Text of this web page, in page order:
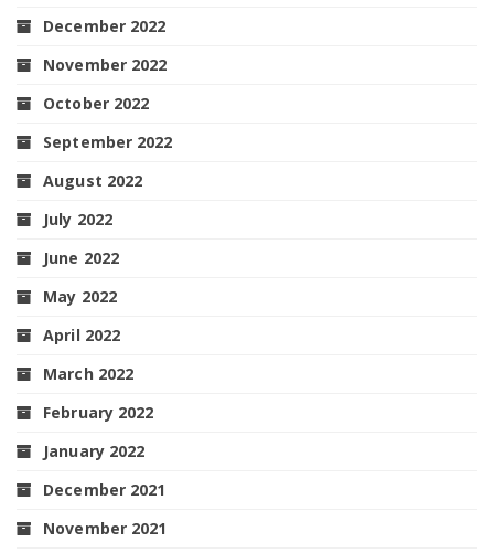
December 2022
November 2022
October 2022
September 2022
August 2022
July 2022
June 2022
May 2022
April 2022
March 2022
February 2022
January 2022
December 2021
November 2021